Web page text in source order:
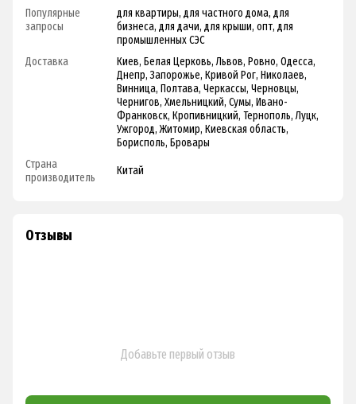
Популярные
запросы
для квартиры, для частного дома, для
бизнеса, для дачи, для крыши, опт, для
промышленных СЭС
Доставка
Киев, Белая Церковь, Львов, Ровно, Одесса,
Днепр, Запорожье, Кривой Рог, Николаев,
Винница, Полтава, Черкассы, Черновцы,
Чернигов, Хмельницкий, Сумы, Ивано-
Франковск, Кропивницкий, Тернополь, Луцк,
Ужгород, Житомир, Киевская область,
Борисполь, Бровары
Страна
производитель
Китай
Отзывы
Добавьте первый отзыв